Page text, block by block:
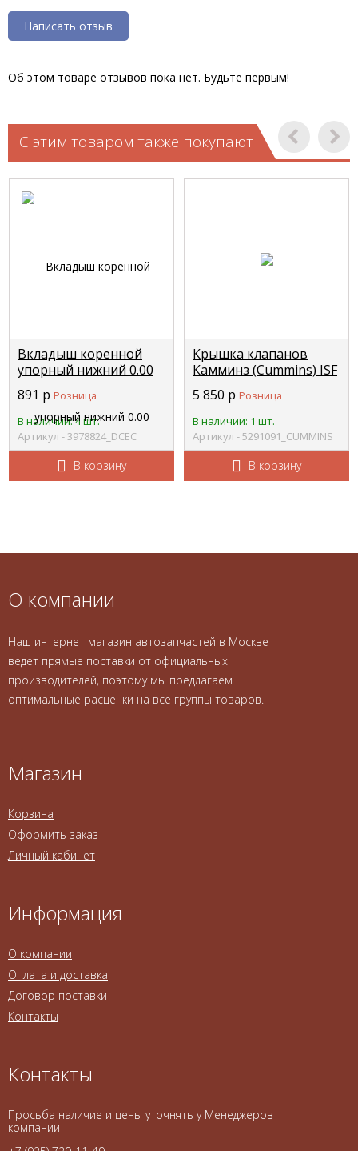
Написать отзыв
Об этом товаре отзывов пока нет. Будьте первым!
С этим товаром также покупают
Вкладыш коренной
упорный нижний 0.00
STD (1шт.) Cummins ISF
3,8/ISBE DCEC 3978824
891 р Розница
В наличии: 4 шт.
Артикул - 3978824_DCEC
В корзину
Крышка клапанов
Камминз (Cummins) ISF
3.8 Евро-4 CUMMINS
5291091
5 850 р Розница
В наличии: 1 шт.
Артикул - 5291091_CUMMINS
В корзину
О компании
Наш интернет магазин автозапчастей в Москве
ведет прямые поставки от официальных
производителей, поэтому мы предлагаем
оптимальные расценки на все группы товаров.
Магазин
Корзина
Оформить заказ
Личный кабинет
Информация
О компании
Оплата и доставка
Договор поставки
Контакты
Контакты
Просьба наличие и цены уточнять у Менеджеров
компании